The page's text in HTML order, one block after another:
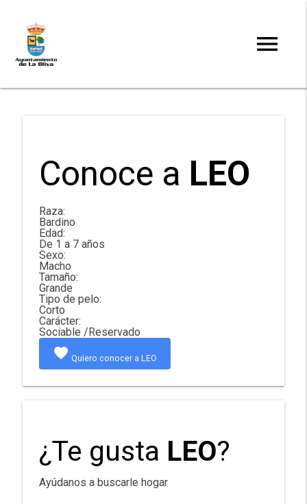
menu
clear
Conoce a LEO
Raza:
Bardino
Edad:
De 1 a 7 años
Sexo:
Macho
Tamaño:
Grande
Tipo de pelo:
Corto
Carácter:
Sociable /Reservado
favorite Quiero conocer a LEO
¿Te gusta LEO?
Ayúdanos a buscarle hogar